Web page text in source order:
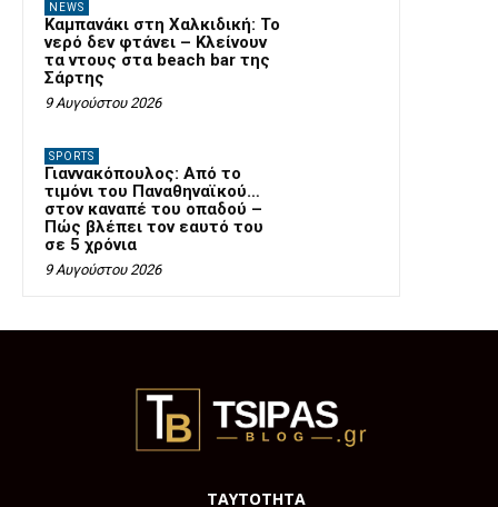
NEWS
Καμπανάκι στη Χαλκιδική: Το
νερό δεν φτάνει – Κλείνουν
τα ντους στα beach bar της
Σάρτης
9 Αυγούστου 2026
SPORTS
Γιαννακόπουλος: Από το
τιμόνι του Παναθηναϊκού…
στον καναπέ του οπαδού –
Πώς βλέπει τον εαυτό του
σε 5 χρόνια
9 Αυγούστου 2026
ΤΑΥΤΟΤΗΤΑ